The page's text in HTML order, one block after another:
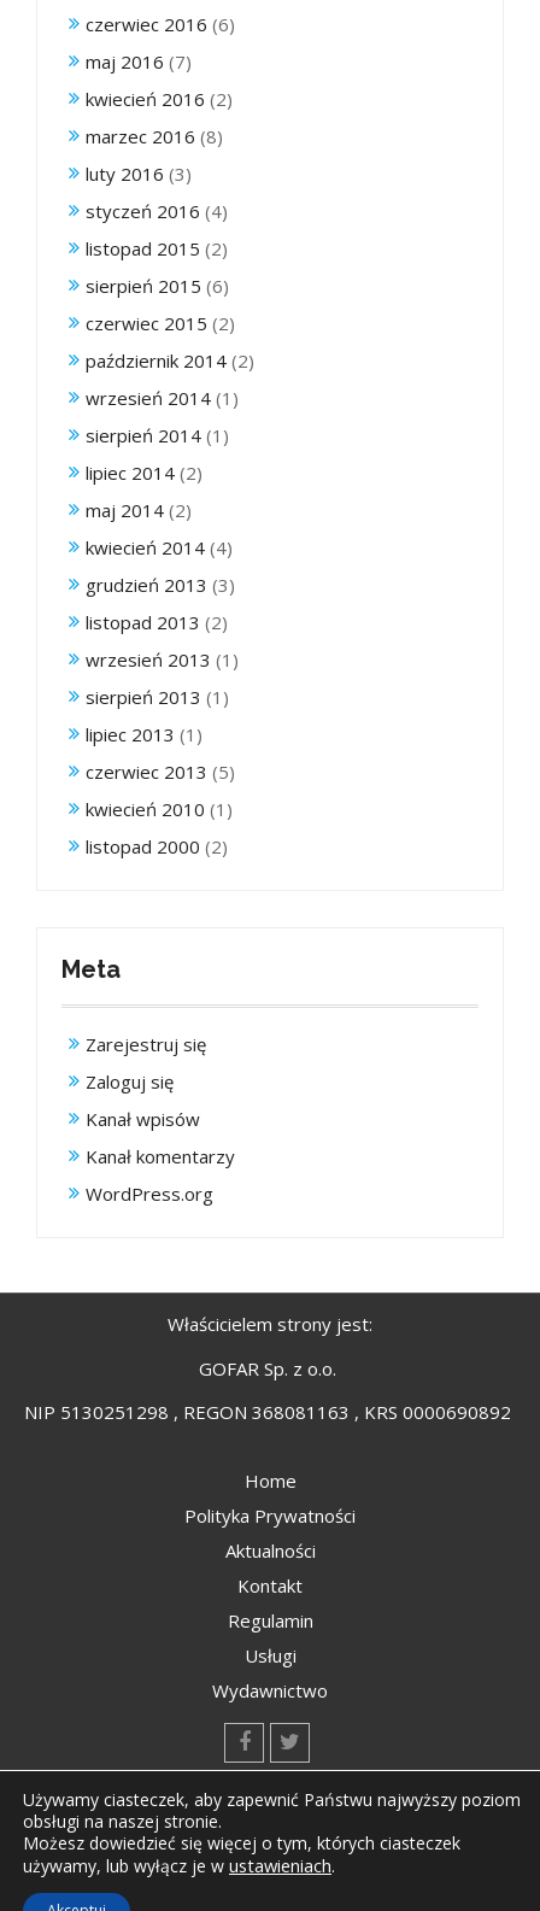
czerwiec 2016 (6)
maj 2016 (7)
kwiecień 2016 (2)
marzec 2016 (8)
luty 2016 (3)
styczeń 2016 (4)
listopad 2015 (2)
sierpień 2015 (6)
czerwiec 2015 (2)
październik 2014 (2)
wrzesień 2014 (1)
sierpień 2014 (1)
lipiec 2014 (2)
maj 2014 (2)
kwiecień 2014 (4)
grudzień 2013 (3)
listopad 2013 (2)
wrzesień 2013 (1)
sierpień 2013 (1)
lipiec 2013 (1)
czerwiec 2013 (5)
kwiecień 2010 (1)
listopad 2000 (2)
Meta
Zarejestruj się
Zaloguj się
Kanał wpisów
Kanał komentarzy
WordPress.org
Właścicielem strony jest:
GOFAR Sp. z o.o.
NIP 5130251298 , REGON 368081163 , KRS 0000690892
Home
Polityka Prywatności
Aktualności
Kontakt
Regulamin
Usługi
Wydawnictwo
Używamy ciasteczek, aby zapewnić Państwu najwyższy poziom
obsługi na naszej stronie.
Możesz dowiedzieć się więcej o tym, których ciasteczek
używamy, lub wyłącz je w ustawieniach.